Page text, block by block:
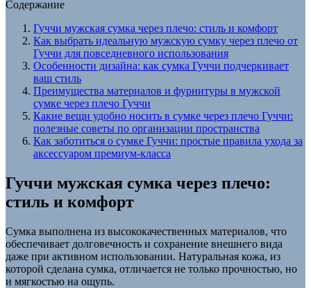
Содержание
Гуччи мужская сумка через плечо: стиль и комфорт
Как выбрать идеальную мужскую сумку через плечо от
Гуччи для повседневного использования
Особенности дизайна: как сумка Гуччи подчеркивает
ваш стиль
Преимущества материалов и фурнитуры в мужской
сумке через плечо Гуччи
Какие вещи удобно носить в сумке через плечо Гуччи:
полезные советы по организации пространства
Как заботиться о сумке Гуччи: простые правила ухода за
аксессуаром премиум-класса
Гуччи мужская сумка через плечо:
стиль и комфорт
Сумка выполнена из высококачественных материалов, что
обеспечивает долговечность и сохранение внешнего вида
даже при активном использовании. Натуральная кожа, из
которой сделана сумка, отличается не только прочностью, но
и мягкостью на ощупь.